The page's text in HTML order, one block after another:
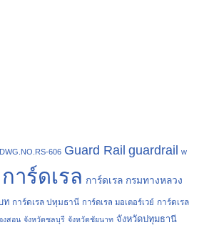
DWG.NO.RS-606 Guard Rail guardrail w
การ์ดเรล การ์ดเรล กรมทางหลวง
ท การ์ดเรล ปทุมธานี การ์ดเรล มอเตอร์เวย์ การ์ดเรล
งสอน จังหวัดชลบุรี จังหวัดชัยนาท จังหวัดปทุมธานี